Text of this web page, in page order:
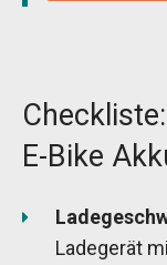
E-Bike
Ladegerät